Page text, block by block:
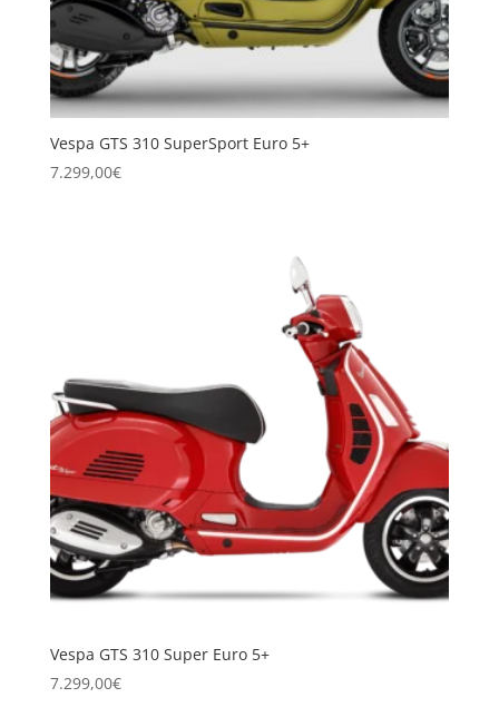
Vespa GTS 310 SuperSport Euro 5+
7.299,00€
Vespa GTS 310 Super Euro 5+
7.299,00€